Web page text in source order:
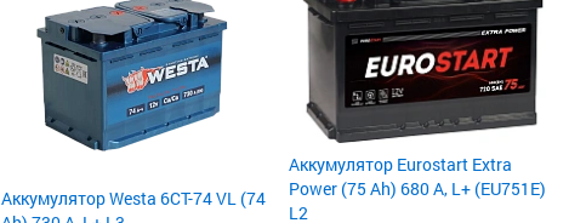
Аккумулятор Westa 6СТ-74 VL (74
Аккумулятор Eurostart Extra
Power (75 Ah) 680 А, L+ (EU751E)
L2